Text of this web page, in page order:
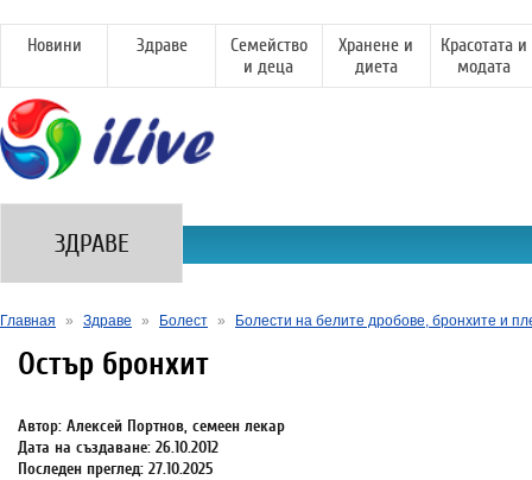
Новини Здраве
Семейство
и деца
Хранене и
диета
Красотата и
модата
ЗДРАВЕ
Главная » Здраве » Болест » Болести на белите дробове, бронхите и
Остър бронхит
Автор: Алексей Портнов, семеен лекар
Дата на създаване: 26.10.2012
Последен преглед: 27.10.2025